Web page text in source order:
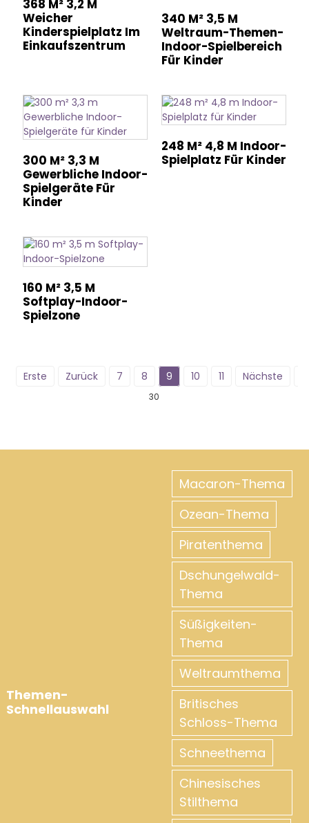
368 M² 3,2 M
Weicher
Kinderspielplatz Im
Einkaufszentrum
340 M² 3,5 M
Weltraum-Themen-
Indoor-Spielbereich
Für Kinder
300 M² 3,3 M
Gewerbliche Indoor-
Spielgeräte Für
Kinder
248 M² 4,8 M Indoor-
Spielplatz Für Kinder
160 M² 3,5 M
Softplay-Indoor-
Spielzone
Erste Zurück 7 8 9 10 11 Nächste
30
Themen-
Schnellauswahl
Macaron-Thema
Ozean-Thema
Piratenthema
Dschungelwald-
Thema
Süßigkeiten-
Thema
Weltraumthema
Britisches
Schloss-Thema
Schneethema
Chinesisches
Stilthema